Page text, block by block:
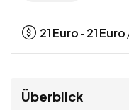
21Euro - 21Euro
Überblick